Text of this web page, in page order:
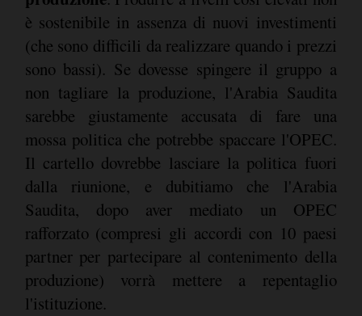
è sostenibile in assenza di nuovi investimenti
(che sono difficili da realizzare quando i prezzi
sono bassi). Se dovesse spingere il gruppo a
non tagliare la produzione, l'Arabia Saudita
sarebbe giustamente accusata di fare una
mossa politica che potrebbe spaccare l'OPEC.
Il cartello dovrebbe lasciare la politica fuori
dalla riunione, e dubitiamo che l'Arabia
Saudita, dopo aver mediato un OPEC
rafforzato (compresi gli accordi con 10 paesi
partner per partecipare al contenimento della
produzione) vorrà mettere a repentaglio
l'istituzione.